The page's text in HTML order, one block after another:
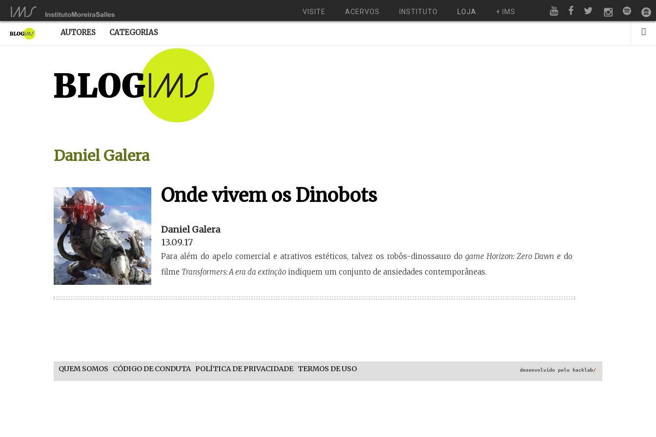
VISITE ACERVOS INSTITUTO LOJA + IMS
AUTORES CATEGORIAS
Daniel Galera
Onde vivem os Dinobots
Daniel Galera
13.09.17
Para além do apelo comercial e atrativos estéticos, talvez os robôs-dinossauro do game Horizon: Zero Dawn e do
filme Transformers: A era da extinção indiquem um conjunto de ansiedades contemporâneas.
QUEM SOMOS CÓDIGO DE CONDUTA POLÍTICA DE PRIVACIDADE TERMOS DE USO desenvolvido pelo hacklab/